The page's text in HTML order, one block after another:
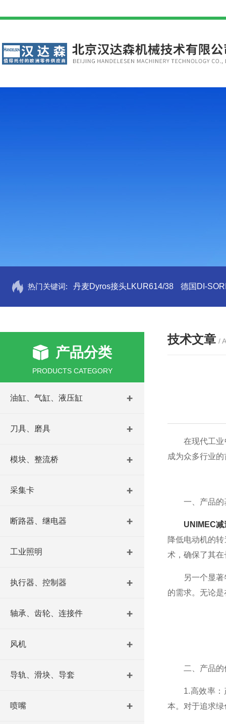
热门关键词: 丹麦Dyros接头LKUR614/38 德国DI-
产品分类
PRODUCTS CATEGORY
油缸、气缸、液压缸
刀具、磨具
模块、整流桥
采集卡
断路器、继电器
工业照明
执行器、控制器
轴承、齿轮、连接件
风机
导轨、滑块、导套
喷嘴
技术文章 /
在现代工业中
成为众多行业
一、产品的
UNIMEC减
降低电动机的
术，确保了其
另一个显著特
的需求。无论
二、产品的
1.高效率：产
本。对于追求